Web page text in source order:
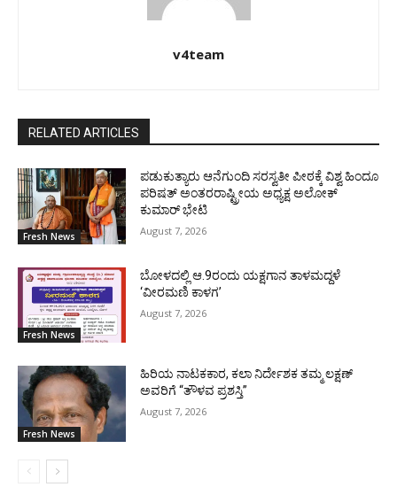
v4team
RELATED ARTICLES
Fresh News
ಪಡುಕುತ್ಯಾರು ಆನೆಗುಂದಿ ಸರಸ್ವತೀ ಪೀಠಕ್ಕೆ ವಿಶ್ವ ಹಿಂದೂ
ಪರಿಷತ್ ಅಂತರರಾಷ್ಟ್ರೀಯ ಅಧ್ಯಕ್ಷ ಅಲೋಕ್
ಕುಮಾರ್ ಭೇಟಿ
August 7, 2026
Fresh News
ಬೋಳದಲ್ಲಿ ಆ.9ರಂದು ಯಕ್ಷಗಾನ ತಾಳಮದ್ದಳೆ
‘ವೀರಮಣಿ ಕಾಳಗ’
August 7, 2026
Fresh News
ಹಿರಿಯ ನಾಟಕಕಾರ, ಕಲಾ ನಿರ್ದೇಶಕ ತಮ್ಮ ಲಕ್ಷಣ್
ಅವರಿಗೆ “ತೌಳವ ಪ್ರಶಸ್ತಿ”
August 7, 2026